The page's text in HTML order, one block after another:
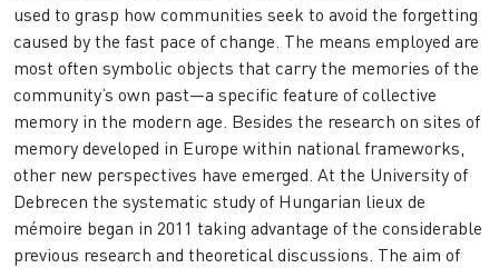
used to grasp how communities seek to avoid the forgetting
caused by the fast pace of change. The means employed are
most often symbolic objects that carry the memories of the
community’s own past—a specific feature of collective
memory in the modern age. Besides the research on sites of
memory developed in Europe within national frameworks,
other new perspectives have emerged. At the University of
Debrecen the systematic study of Hungarian lieux de
mémoire began in 2011 taking advantage of the considerable
previous research and theoretical discussions. The aim of